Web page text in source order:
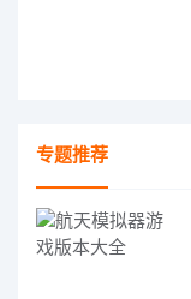
专题推荐